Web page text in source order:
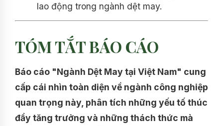
lao động trong ngành dệt may.
TÓM TẮT BÁO CÁO
Báo cáo "Ngành Dệt May tại Việt Nam" cung
cấp cái nhìn toàn diện về ngành công nghiệp
quan trọng này, phân tích những yếu tố thúc
đẩy tăng trưởng và những thách thức mà